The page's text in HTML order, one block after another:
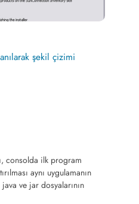
şekil çizimi
consolda ilk program
aynı uygulamanın
java ve jar dosyalarının